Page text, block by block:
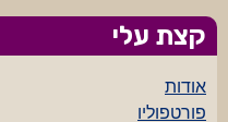
קצת עלי
אודות
פורטפוליו